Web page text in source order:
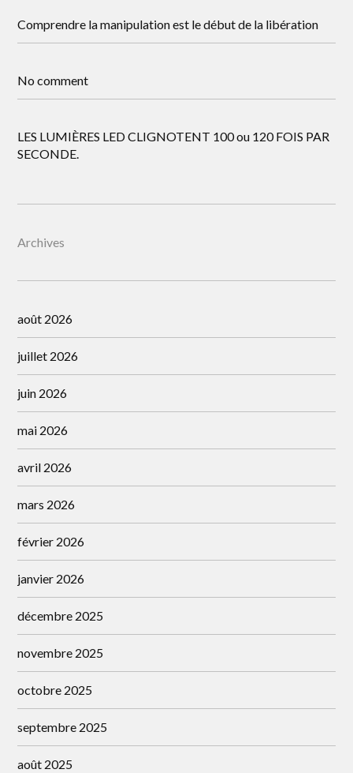
Comprendre la manipulation est le début de la libération
No comment
LES LUMIÈRES LED CLIGNOTENT 100 ou 120 FOIS PAR
SECONDE.
Archives
août 2026
juillet 2026
juin 2026
mai 2026
avril 2026
mars 2026
février 2026
janvier 2026
décembre 2025
novembre 2025
octobre 2025
septembre 2025
août 2025